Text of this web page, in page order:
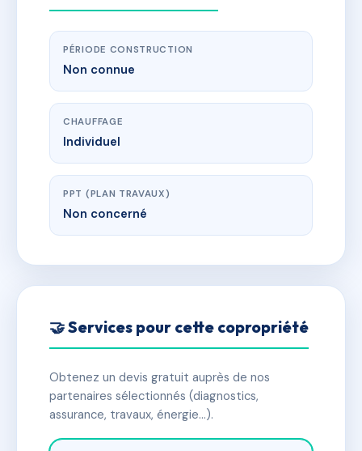
PÉRIODE CONSTRUCTION
Non connue
CHAUFFAGE
Individuel
PPT (PLAN TRAVAUX)
Non concerné
🤝 Services pour cette copropriété
Obtenez un devis gratuit auprès de nos
partenaires sélectionnés (diagnostics,
assurance, travaux, énergie…).